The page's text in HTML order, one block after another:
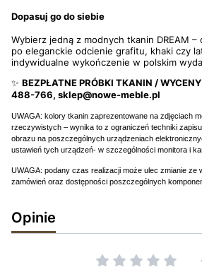
Dopasuj go do siebie
Wybierz jedną z modnych tkanin DREAM
po eleganckie odcienie grafitu, khaki czy
indywidualne wykończenie w polskim
✨ BEZPŁATNE PRÓBKI TKANIN /
488-766, sklep@nowe-meble.pl
UWAGA: kolory tkanin zaprezentowane na zdjęciach
rzeczywistych – wynika to z ograniczeń techniki
obrazu na poszczególnych urządzeniach
ustawień tych urządzeń- w szczególności monitora i
UWAGA: podany czas realizacji może ulec zmianie ze
zamówień oraz dostępności poszczególnych
Opinie